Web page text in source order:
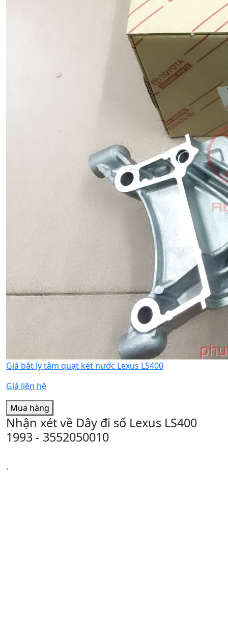
Giá bắt ly tâm quạt két nước Lexus LS400
Giá liên hệ
Mua hàng
Nhận xét về Dây đi số Lexus LS400
1993 - 3552050010
.